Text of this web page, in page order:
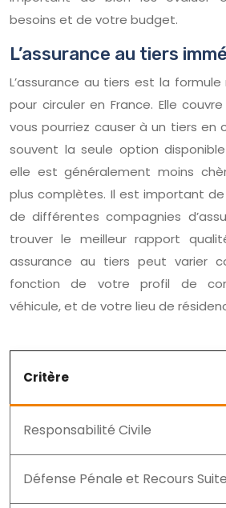
besoins et de votre budget.
L’assurance au tiers
L’assurance au tiers est la
pour circuler en France. Elle
vous pourriez causer à un tiers en
souvent la seule option
elle est généralement moins
plus complètes. Il est important
de différentes compagnies
trouver le meilleur rapport
assurance au tiers peut varier
fonction de votre profil de
véhicule, et de votre lieu de
Critère
Responsabilité Civile
Défense Pénale et Recours